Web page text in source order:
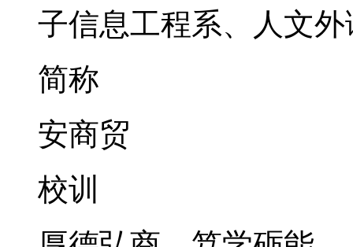
子信息工程系、人文
简称
安商贸
校训